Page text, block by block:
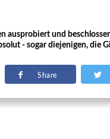
ausprobiert und
- sogar diejenigen, die
Share